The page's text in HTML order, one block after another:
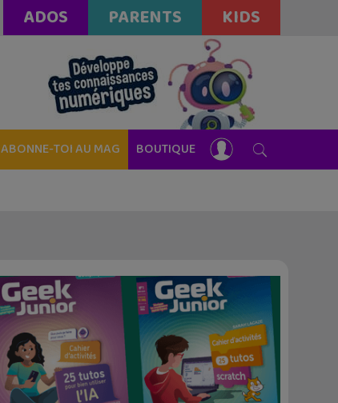
ADOS PARENTS KIDS
ABONNE-TOI AU MAG BOUTIQUE